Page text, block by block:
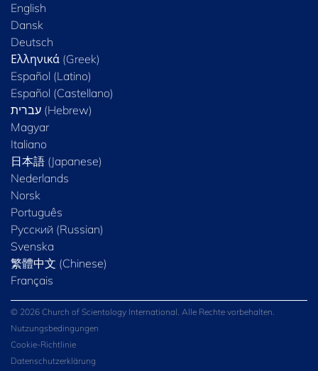
English
Dansk
Deutsch
Ελληνικά (Greek)
Español (Latino)
Español (Castellano)
Magyar
Italiano
日本語 (Japanese)
Nederlands
Norsk
Português
Русский (Russian)
Svenska
繁體中文 (Chinese)
Français
© 2026 Church of Scientology International. Alle Rechte vorbehalten.
Nutzungsbedingungen
Cookie-Richtlinie
Datenschutzerklärung